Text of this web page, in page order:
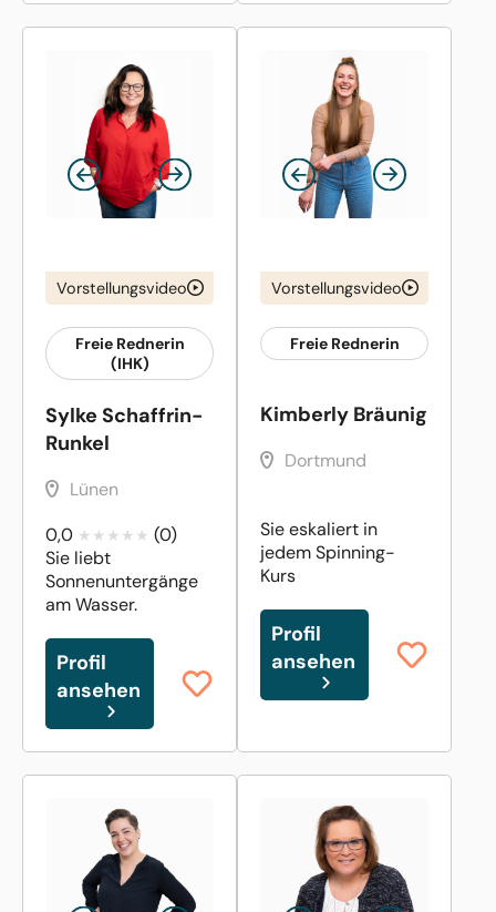
Vorstellungsvideo
Freie Rednerin
(IHK)
Sylke Schaffrin-
Runkel
Lünen
0,0
(0)
Sie liebt
Sonnenuntergänge
am Wasser.
Profil
ansehen
Vorstellungsvideo
Freie Rednerin
Kimberly Bräunig
Dortmund
Sie eskaliert in
jedem Spinning-
Kurs
Profil
ansehen